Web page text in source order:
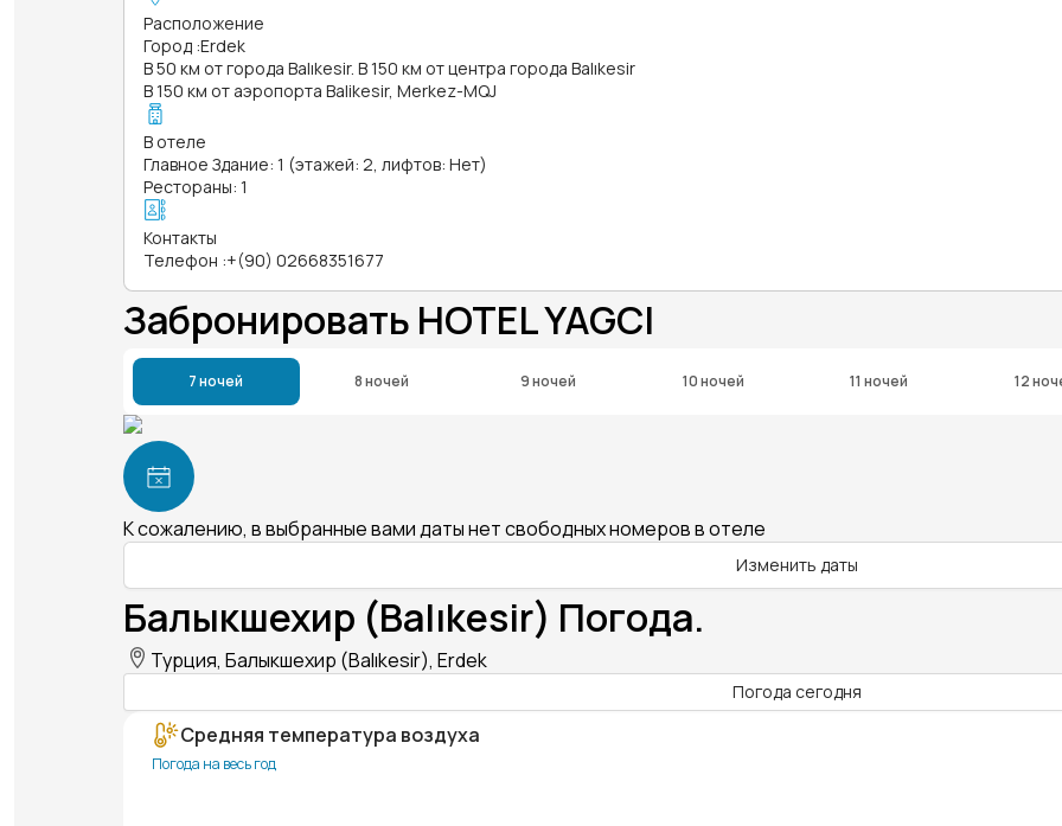
Расположение
Город :Erdek
В 50 км от города Balıkesir. В 150 км от центра города Balıkesir
В 150 км от аэропорта Balikesir, Merkez-MQJ
В отеле
Главное Здание: 1 (этажей: 2, лифтов: Нет)
Рестораны: 1
Контакты
Телефон :+(90) 02668351677
Забронировать HOTEL YAGCI
7 ночей 8 ночей 9 ночей 10 ночей 11 ночей 12
К сожалению, в выбранные вами даты нет свободных номеров в отеле
Изменить даты
Балыкшехир (Balıkesir) Погода.
Турция, Балыкшехир (Balıkesir), Erdek
Погода сегодня
Средняя температура воздуха
Погода на весь год